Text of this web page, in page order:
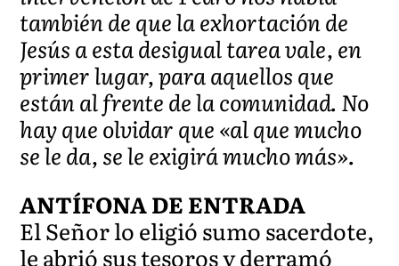
también de que la exhortación de
Jesús a esta desigual tarea vale, en
primer lugar, para aquellos que
están al frente de la comunidad. No
hay que olvidar que «al que mucho
se le da, se le exigirá mucho más».
ANTÍFONA DE ENTRADA
El Señor lo eligió sumo sacerdote,
le abrió sus tesoros y derramó